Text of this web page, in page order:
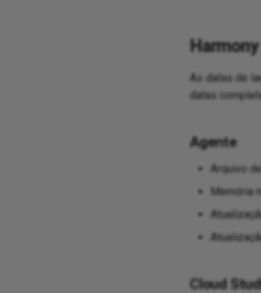
As datas de
datas
Agente
Arquivo
Memória
Cloud